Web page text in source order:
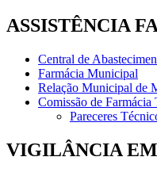
ASSISTÊNCIA
Central de
Farmácia Municipal
Relação Municipal de
Comissão de Farmácia
Pareceres
VIGILÂNCIA